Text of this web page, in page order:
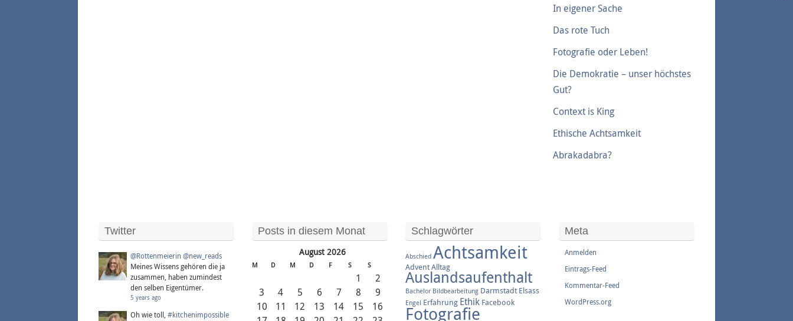
In eigener Sache
Das rote Tuch
Fotografie oder Leben!
Die Demokratie – unser höchstes
Gut?
Context is King
Ethische Achtsamkeit
Abrakadabra?
Twitter
@Rottenmeierin @new_reads
Meines Wissens gehören die ja
zusammen, haben zumindest
den selben Eigentümer.
5 years ago
Oh wie toll, #kitchenimpossible
Posts in diesem Monat
August 2026
M D M D F S S
1
2
3
4 5 6 7 8
9
10
11 12 13 14 15
16
Schlagwörter
Abschied Achtsamkeit
AdventAlltag
Auslandsaufenthalt
Bachelor Bildbearbeitung Darmstadt Elsass
Engel Erfahrung Ethik Facebook
Fotografie
Meta
Anmelden
Eintrags-Feed
Kommentar-Feed
WordPress.org